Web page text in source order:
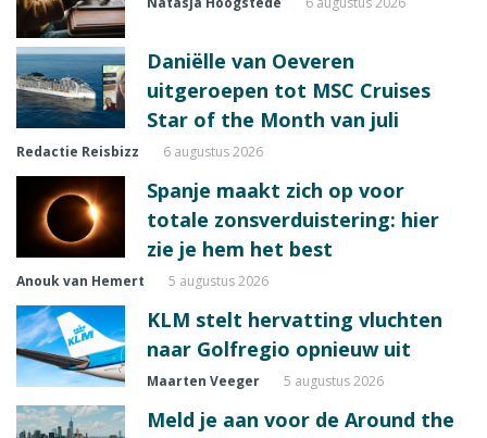
Daniëlle van Oeveren
uitgeroepen tot MSC Cruises
Star of the Month van juli
Redactie Reisbizz 6 augustus 2026
Spanje maakt zich op voor
totale zonsverduistering: hier
zie je hem het best
Anouk van Hemert 5 augustus 2026
KLM stelt hervatting vluchten
naar Golfregio opnieuw uit
Maarten Veeger 5 augustus 2026
Meld je aan voor de Around the